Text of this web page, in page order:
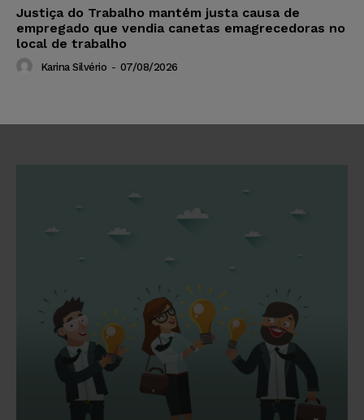
Justiça do Trabalho mantém justa causa de
empregado que vendia canetas emagrecedoras no
local de trabalho
Karina Silvério - 07/08/2026